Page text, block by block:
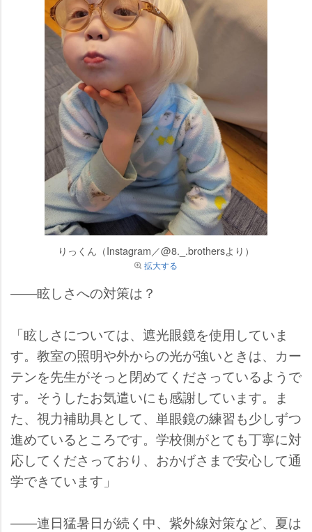
りっくん（Instagram／@8._.brothersより）
拡大する
――眩しさへの対策は？
「眩しさについては、遮光眼鏡を使用していま
す。教室の照明や外からの光が強いときは、カー
テンを先生がそっと閉めてくださっているようで
す。そうしたお気遣いにも感謝しています。ま
た、視力補助具として、単眼鏡の練習も少しずつ
進めているところです。学校側がとても丁寧に対
応してくださっており、おかげさまで安心して通
学できています」
――連日猛暑日が続く中、紫外線対策など、夏は